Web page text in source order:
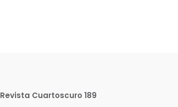
Revista Cuartoscuro 189